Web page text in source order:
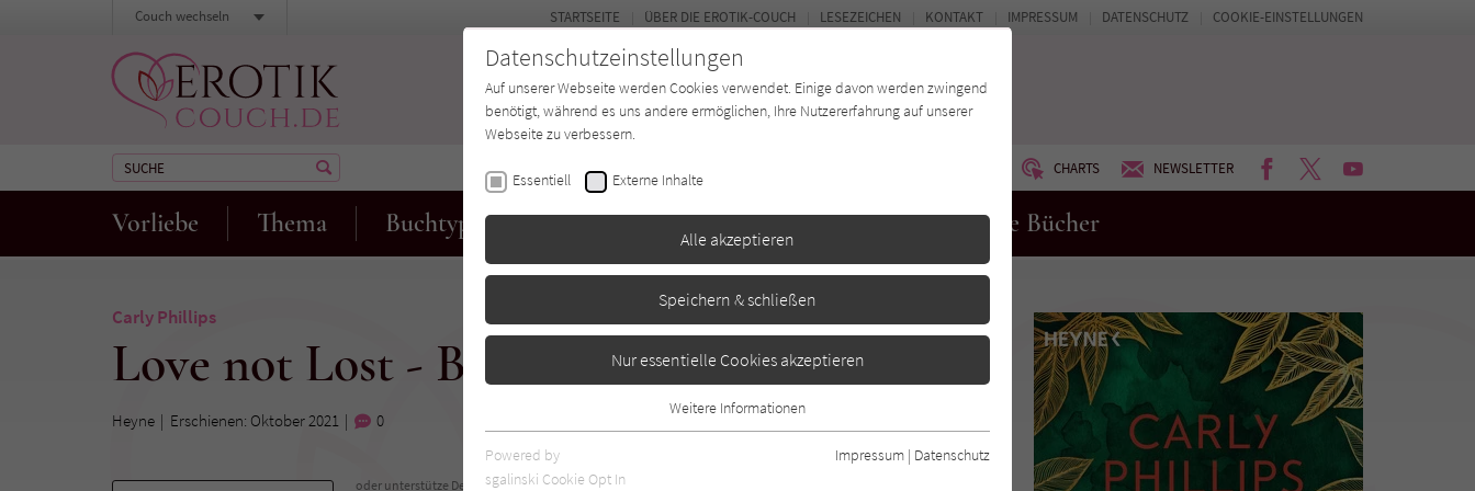
CHARTS NEWSLETTER FACEBOOKTWITTERYOUTUBE
Vorliebe Thema Buchtyp Autor*in Verlage Magazin Neue Bücher
STARTSEITE ÜBER DIE EROTIK-COUCH LESEZEICHEN KONTAKT IMPRESSUM DATENSCHUTZ COOKIE-EINSTELLUNGEN
Couch wechseln
Carly Phillips
Love not Lost - Bedingungslos
Heyne Erschienen: Oktober 2021 0
oder unterstütze Deinen
Datenschutzeinstellungen
Auf unserer Webseite werden Cookies verwendet. Einige davon werden zwingend
benötigt, während es uns andere ermöglichen, Ihre Nutzererfahrung auf unserer
Webseite zu verbessern.
Essentiell Externe Inhalte
Alle akzeptieren
Speichern & schließen
Nur essentielle Cookies akzeptieren
Essentielle Cookies werden für grundlegende Funktionen der Webseite
benötigt. Dadurch ist gewährleistet, dass die Webseite einwandfrei
Weitere Informationen
Powered by
sgalinski Cookie Opt In
Impressum | Datenschutz